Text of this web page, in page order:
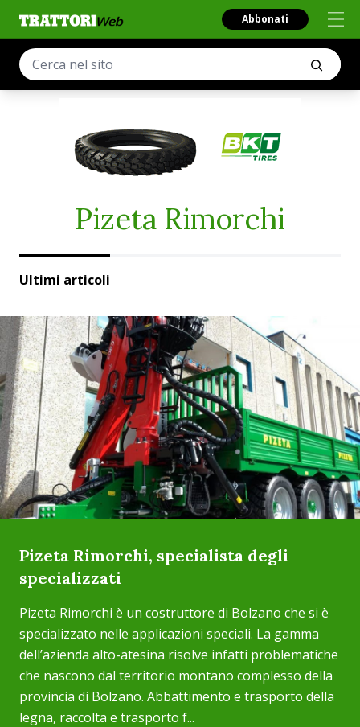
Abbonati
Pizeta Rimorchi
Ultimi articoli
Pizeta Rimorchi, specialista degli
specializzati
Pizeta Rimorchi è un costruttore di Bolzano che si è
specializzato nelle applicazioni speciali. La gamma
dell’azienda alto-atesina risolve infatti problematiche
che nascono dal territorio montano complesso della
provincia di Bolzano. Abbattimento e trasporto della
legna, raccolta e trasporto f...